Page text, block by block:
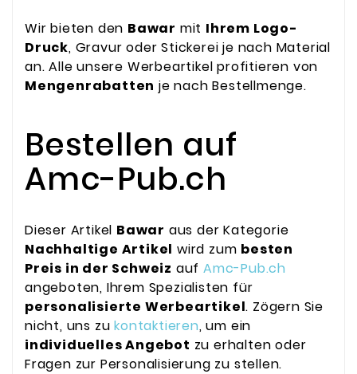
Wir bieten den Bawar mit Ihrem Logo-
Druck, Gravur oder Stickerei je nach Material
an. Alle unsere Werbeartikel profitieren von
Mengenrabatten je nach Bestellmenge.
Bestellen auf
Amc-Pub.ch
Dieser Artikel Bawar aus der Kategorie
Nachhaltige Artikel wird zum besten
Preis in der Schweiz aufAmc-Pub.ch
angeboten, Ihrem Spezialisten für
personalisierte Werbeartikel. Zögern Sie
nicht, uns zukontaktieren, um ein
individuelles Angebot zu erhalten oder
Fragen zur Personalisierung zu stellen.